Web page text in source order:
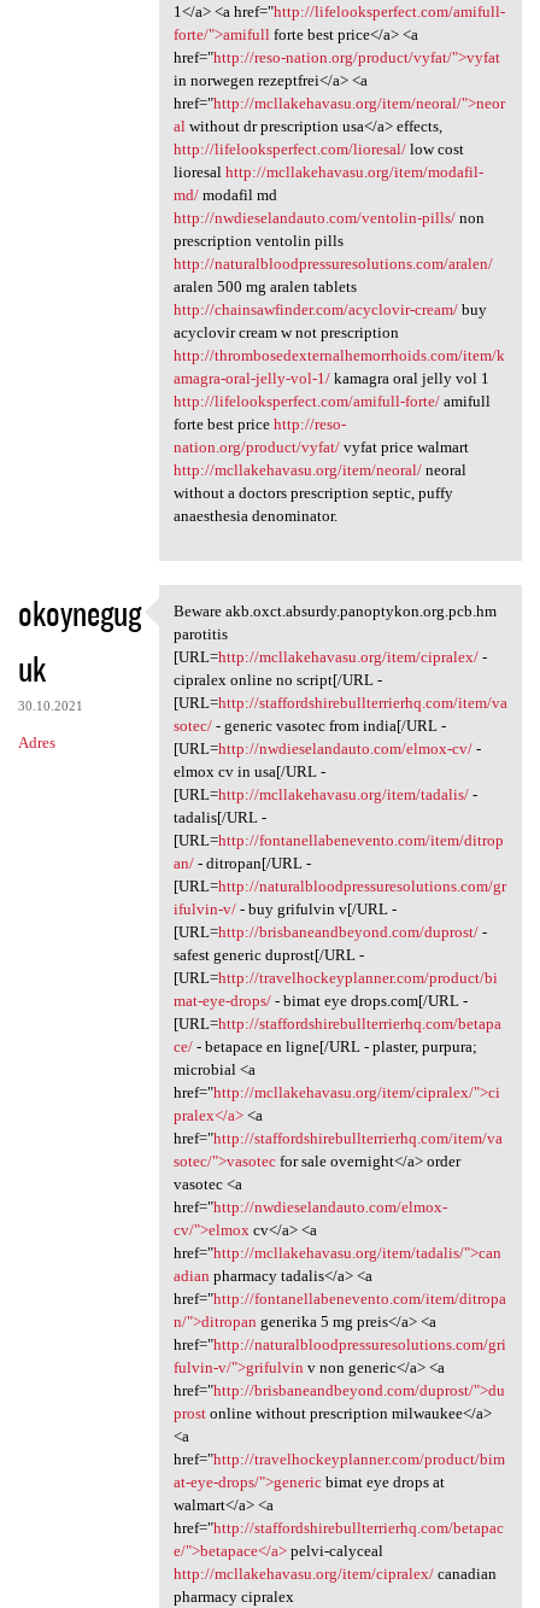
1</a> <a href="http://lifelooksperfect.com/amifull-
forte/">amifullforte best price</a> <a
href="http://reso-nation.org/product/vyfat/">vyfat
in norwegen rezeptfrei</a> <a
href="http://mcllakehavasu.org/item/neoral/">neor
alwithout dr prescription usa</a> effects,
http://lifelooksperfect.com/lioresal/low cost
lioresal http://mcllakehavasu.org/item/modafil-
md/modafil md
http://nwdieselandauto.com/ventolin-pills/non
prescription ventolin pills
http://naturalbloodpressuresolutions.com/aralen/
aralen 500 mg aralen tablets
http://chainsawfinder.com/acyclovir-cream/buy
acyclovir cream w not prescription
http://thrombosedexternalhemorrhoids.com/item/k
amagra-oral-jelly-vol-1/kamagra oral jelly vol 1
http://lifelooksperfect.com/amifull-forte/amifull
forte best price http://reso-
nation.org/product/vyfat/vyfat price walmart
http://mcllakehavasu.org/item/neoral/neoral
without a doctors prescription septic, puffy
anaesthesia denominator.
okoynegug
uk
30.10.2021
Adres
Beware akb.oxct.absurdy
Beware akb.oxct.absurdy.panoptykon.org.pcb.hm
parotitis
[URL=http://mcllakehavasu.org/item/cipralex/-
cipralex online no script[/URL -
[URL=http://staffordshirebullterrierhq.com/item/va
sotec/- generic vasotec from india[/URL -
[URL=http://nwdieselandauto.com/elmox-cv/-
elmox cv in usa[/URL -
[URL=http://mcllakehavasu.org/item/tadalis/-
tadalis[/URL -
[URL=http://fontanellabenevento.com/item/ditrop
an/- ditropan[/URL -
[URL=http://naturalbloodpressuresolutions.com/gr
ifulvin-v/- buy grifulvin v[/URL -
[URL=http://brisbaneandbeyond.com/duprost/-
safest generic duprost[/URL -
[URL=http://travelhockeyplanner.com/product/bi
mat-eye-drops/- bimat eye drops.com[/URL -
[URL=http://staffordshirebullterrierhq.com/betapa
ce/- betapace en ligne[/URL - plaster, purpura;
microbial <a
href="http://mcllakehavasu.org/item/cipralex/">ci
pralex</a><a
href="http://staffordshirebullterrierhq.com/item/va
sotec/">vasotecfor sale overnight</a> order
vasotec <a
href="http://nwdieselandauto.com/elmox-
cv/">elmoxcv</a> <a
href="http://mcllakehavasu.org/item/tadalis/">can
adian pharmacy tadalis</a> <a
href="http://fontanellabenevento.com/item/ditropa
n/">ditropan generika 5 mg preis</a> <a
href="http://naturalbloodpressuresolutions.com/gri
fulvin-v/">grifulvin v non generic</a> <a
href="http://brisbaneandbeyond.com/duprost/">du
prostonline without prescription milwaukee</a>
<a
href="http://travelhockeyplanner.com/product/bim
at-eye-drops/">genericbimat eye drops at
walmart</a> <a
href="http://staffordshirebullterrierhq.com/betapac
e/">betapace</a>pelvi-calyceal
http://mcllakehavasu.org/item/cipralex/canadian
pharmacy cipralex